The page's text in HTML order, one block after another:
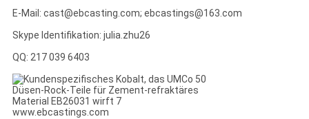
E-Mail: cast@ebcasting.com; ebcastings@163.com
Skype Identifikation: julia.zhu26
QQ: 217 039 6403
www.ebcastings.com